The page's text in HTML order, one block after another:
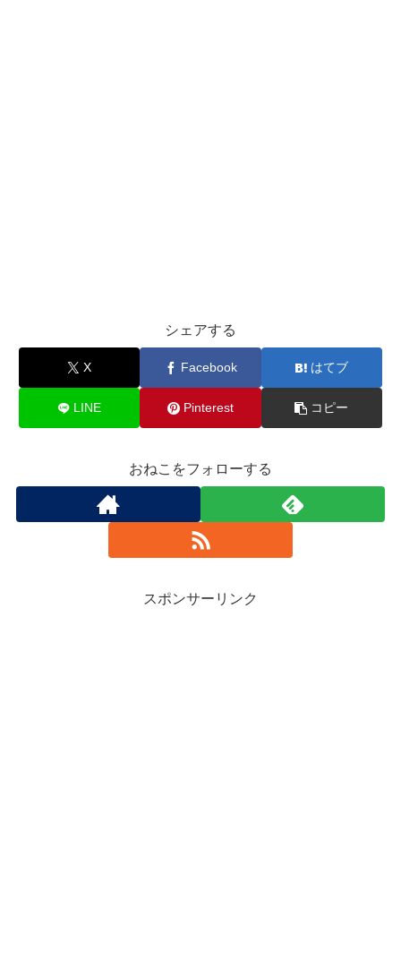
シェアする
X Facebook はてブ
LINE Pinterest コピー
おねこをフォローする
スポンサーリンク